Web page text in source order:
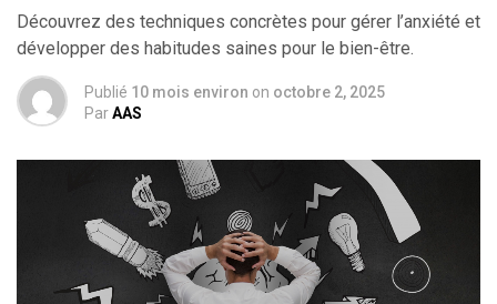
Découvrez des techniques concrètes pour gérer l’anxiété et
développer des habitudes saines pour le bien-être.
Publié 10 mois environ on octobre 2, 2025
ParAAS